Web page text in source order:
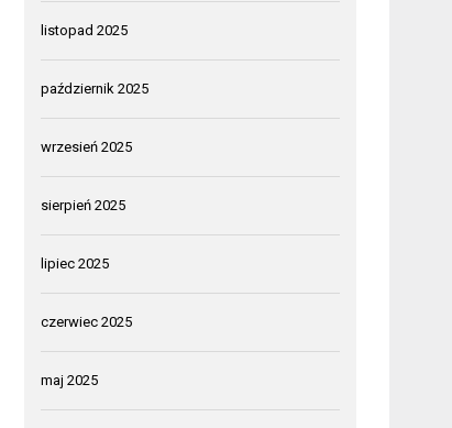
listopad 2025
październik 2025
wrzesień 2025
sierpień 2025
lipiec 2025
czerwiec 2025
maj 2025